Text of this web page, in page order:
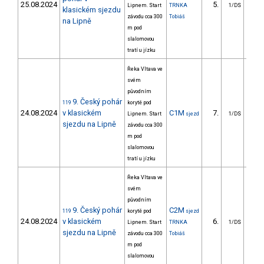
25.08.2024
klasickém sjezdu
na Lipně
Lipnem. Start
závodu cca 300
m pod
slalomovou
tratí u jízku
TRNKA
Tobiáš
5. 1/DS
24.08.2024
119 9. Český pohár
v klasickém
sjezdu na Lipně
Řeka Vltava ve
svém
původním
korytě pod
Lipnem. Start
závodu cca 300
m pod
slalomovou
tratí u jízku
C1M sjezd 7. 1/DS
24.08.2024
119 9. Český pohár
v klasickém
sjezdu na Lipně
Řeka Vltava ve
svém
původním
korytě pod
Lipnem. Start
závodu cca 300
m pod
slalomovou
C2M sjezd
TRNKA
Tobiáš
6. 1/DS